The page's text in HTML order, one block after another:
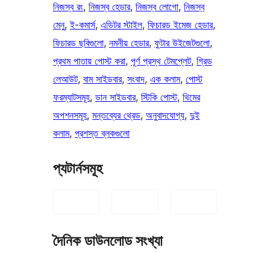
নিজস্ব রং, নিজস্ব হেডার, নিজস্ব লোগো, নিজস্ব
মেনু, ই-কমার্স, এডিটর স্টাইল, ফিচারড ইমেজ হেডার
ফিচারড ছবিগুলো, নমনীয় হেডার, ফুটার উইজেটগুলো
প্রথম পাতায় পোস্ট করা, পূর্ণ প্রস্থ টেমপ্লেট, গ্রিড
লেআউট, বাম সাইডবার, সংবাদ, এক কলাম, পোস্ট
ফরম্যাটসমূহ, ডান সাইডবার, স্টিকি পোস্ট, থিমের
অপশনসমূহ, মন্তব্যের থ্রেড, অনুবাদযোগ্য, দুই
কলাম, প্রশস্ত ব্লকগুলো
প্যটার্নসমূহ
দৈনিক ডাউনলোড সংখ্যা